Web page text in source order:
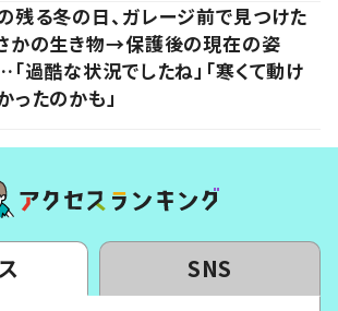
残る冬の日、ガレージ前で見つけた
かの生き物→保護後の現在の姿
「過酷な状況でしたね」「寒くて動け
ったのかも」
SNS